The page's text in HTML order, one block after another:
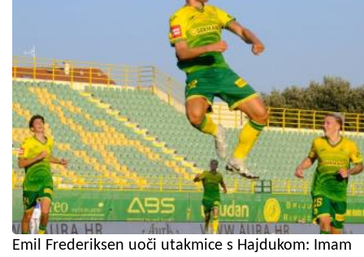
Emil Frederiksen uoči utakmice s Hajdukom: Imam